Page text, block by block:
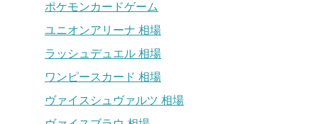
ポケモンカードゲーム
ユニオンアリーナ 相場
ラッシュデュエル 相場
ワンピースカード 相場
ヴァイスシュヴァルツ 相場